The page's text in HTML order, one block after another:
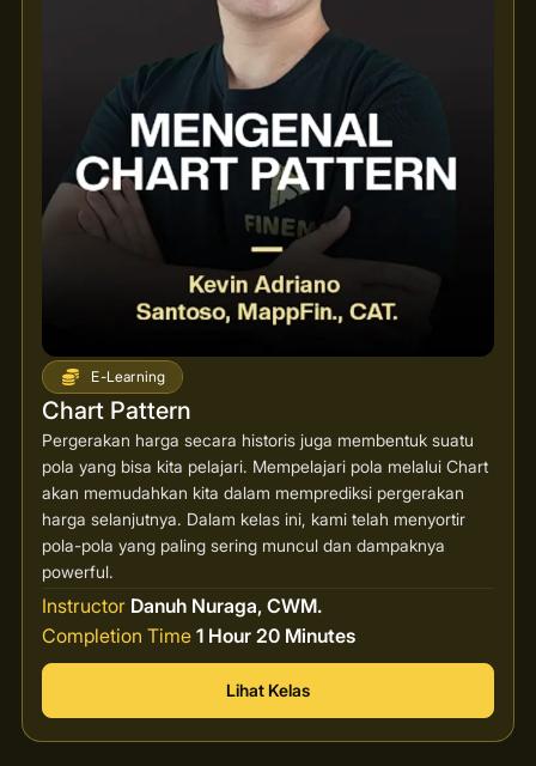
E-Learning
Chart Pattern
Pergerakan harga secara historis juga membentuk suatu
pola yang bisa kita pelajari. Mempelajari pola melalui Chart
akan memudahkan kita dalam memprediksi pergerakan
harga selanjutnya. Dalam kelas ini, kami telah menyortir
pola-pola yang paling sering muncul dan dampaknya
powerful.
Instructor Danuh Nuraga, CWM.
Completion Time 1 Hour 20 Minutes
Lihat Kelas